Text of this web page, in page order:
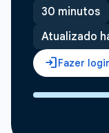
30 minutos
Atualizado